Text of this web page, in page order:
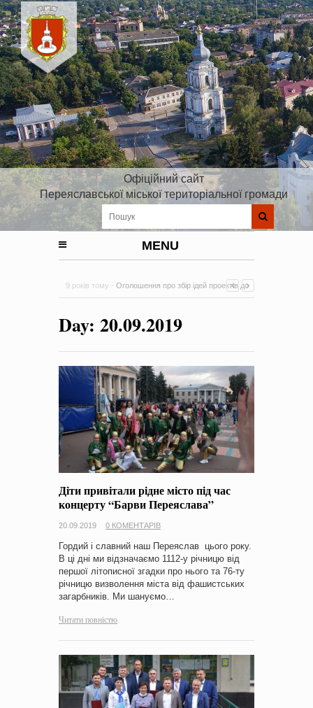
Офіційний сайт
Переяславської міської територіальної громади
MENU
9 років тому - Оголошення про збір ідей проектів до
на період 2018 – 2020 роки Оголошення про збір ідей
проектів
-0 Коментарів
Day: 20.09.2019
Діти привітали рідне місто під час
концерту “Барви Переяслава”
20.09.2019 0 КОМЕНТАРІВ
Гордий і славний наш Переяслав цього року.
В ці дні ми відзначаємо 1112-у річницю від
першої літописної згадки про нього та 76-ту
річницю визволення міста від фашистських
загарбників. Ми шануємо…
Читати повністю